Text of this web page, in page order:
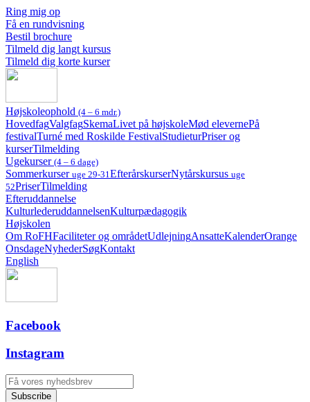
Ring mig op
Få en rundvisning
Bestil brochure
Tilmeld dig langt kursus
Tilmeld dig korte kurser
Højskoleophold (4 – 6 mdr.)
HovedfagValgfagSkemaLivet på højskoleMød elevernePå
festivalTurné med Roskilde FestivalStudieturPriser og
kurserTilmelding
Ugekurser (4 – 6 dage)
Sommerkurser uge 29-31EfterårskurserNytårskursus uge
52PriserTilmelding
Efteruddannelse
KulturlederuddannelsenKulturpædagogik
Højskolen
Om RoFHFaciliteter og områdetUdlejningAnsatteKalenderOrange
OnsdageNyhederSøgKontakt
English
Facebook
Instagram